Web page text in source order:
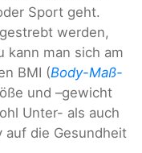
Sport geht.
werden,
kann man sich am
BMI (Body-Maß-
und –gewicht
Unter- als auch
auf die Gesundheit